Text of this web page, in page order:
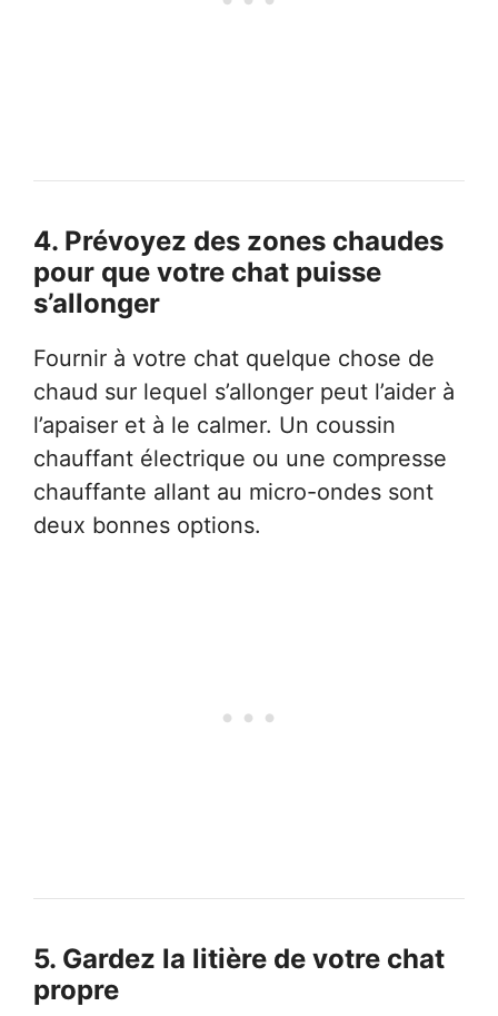
4. Prévoyez des zones chaudes
pour que votre chat puisse
s’allonger
Fournir à votre chat quelque chose de
chaud sur lequel s’allonger peut l’aider à
l’apaiser et à le calmer. Un coussin
chauffant électrique ou une compresse
chauffante allant au micro-ondes sont
deux bonnes options.
5. Gardez la litière de votre chat
propre